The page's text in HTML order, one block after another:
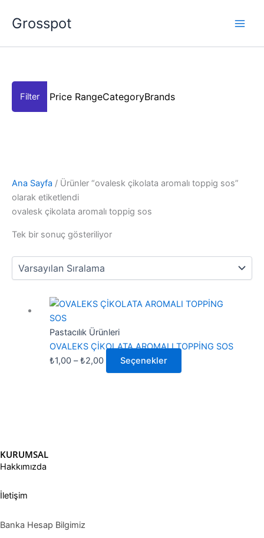
atlaGrosspot
Price RangeCategoryBrands
Ana Sayfa / Ürünler “ovalesk çikolata aromalı toppig sos”
olarak etiketlendi
ovalesk çikolata aromalı toppig sos
Tek bir sonuç gösteriliyor
Pastacılık Ürünleri
OVALEKS ÇİKOLATA AROMALI TOPPİNG SOS
₺1,00 –₺2,00
Fiyat
₺1,00
-
₺2,00Seçenekler
Bu
fazla
var.
KURUMSAL
Hakkımızda
İletişim
Banka Hesap Bilgimiz